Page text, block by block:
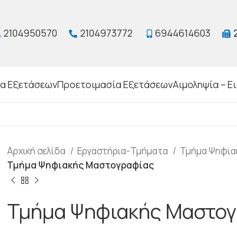
2104950570 2104973772 6944614603
ΕξετάσεωνΠροετοιμασία ΕξετάσεωνΑιμοληψία –
Αρχική σελίδα Εργαστήρια-Τμήματα
Τμήμα
Τμήμα Ψηφιακής Μαστογραφίας
Τμήμα Ψηφιακής